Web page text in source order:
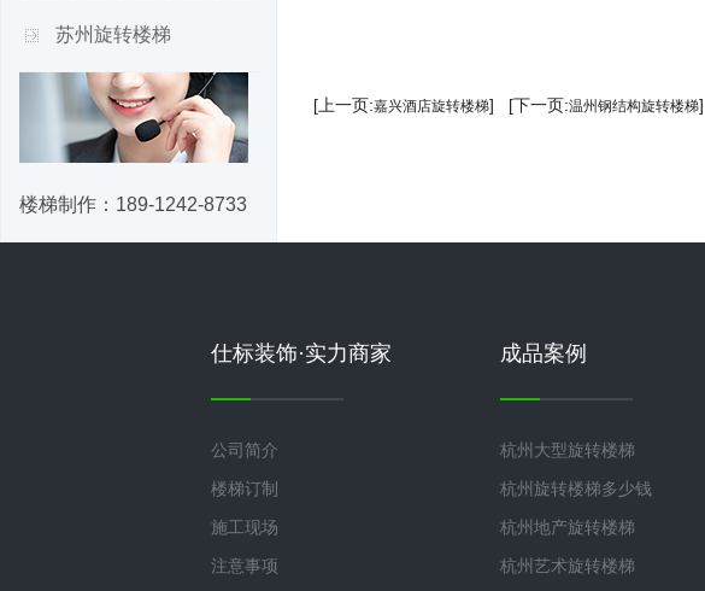
苏州旋转楼梯
楼梯制作： 189-1242-8733
[上一页:嘉兴酒店旋转楼梯] [下一页:温州钢结构旋转楼梯]
仕标装饰·实力商家
公司简介
楼梯订制
施工现场
注意事项
成品案例
杭州大型旋转楼梯
杭州旋转楼梯多少钱
杭州地产旋转楼梯
杭州艺术旋转楼梯